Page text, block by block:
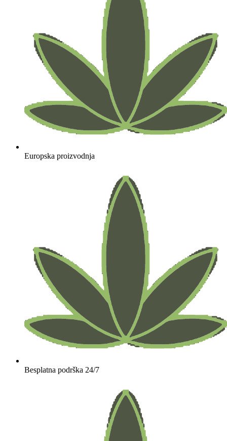
Europska proizvodnja
Besplatna podrška 24/7